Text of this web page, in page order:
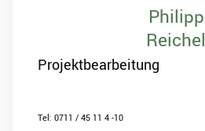
Philipp
Reichel
Projektbearbeitung
Tel: 0711 / 45 11 4 -10